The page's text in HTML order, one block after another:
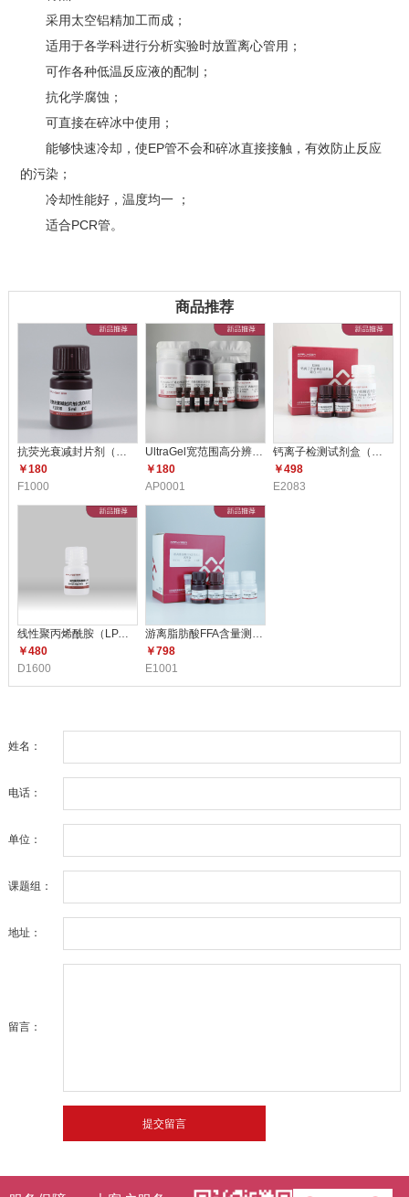
采用太空铝精加工而成；
适用于各学科进行分析实验时放置离心管用；
可作各种低温反应液的配制；
抗化学腐蚀；
可直接在碎冰中使用 ；
能够快速冷却，使EP管不会和碎冰直接接触，有效防止反应
的污染 ；
冷却性能好，温度均一
；
适合PCR管。
商品推荐
抗荧光衰减封片剂（含DAPI）F10
￥180
F1000
UltraGel宽范围高分辨配胶试剂
￥180
AP0001
钙离子检测试剂盒（比色法） E2
￥498
E2083
线性聚丙烯酰胺（LPA）（5mg/m
￥480
D1600
游离脂肪酸FFA含量测定试剂盒 E1
￥798
E1001
姓名：
电话：
单位：
课题组：
地址：
留言：